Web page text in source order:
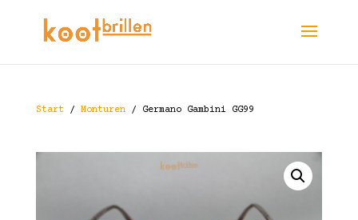
Start/ Monturen/ Germano Gambini GG99